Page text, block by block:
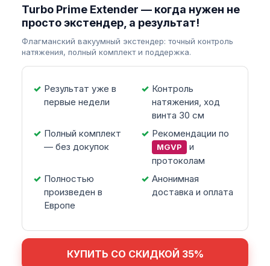
Turbo Prime Extender — когда нужен не
просто экстендер, а результат!
Флагманский вакуумный экстендер: точный контроль
натяжения, полный комплект и поддержка.
Результат уже в
первые недели
Контроль
натяжения, ход
винта 30 см
Полный комплект
— без докупок
Рекомендации по
MGVP
и
протоколам
Полностью
произведен в
Европе
Анонимная
доставка и оплата
КУПИТЬ СО СКИДКОЙ 35%